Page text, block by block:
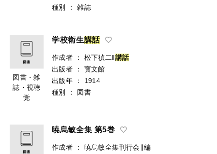
種別
： 雑誌
図書・雑
誌・視聴
覚
学校衛生講話
作成者 ： 松下禎二‖講話
出版者
：
寳文館
出版年
：
1914
種別
： 図書
暁烏敏全集 第5巻
作成者 ：
暁烏敏全集刊行会∥編